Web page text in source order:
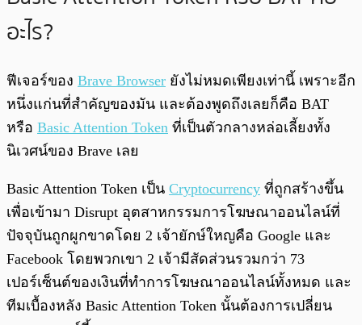
อะไร?
ฟีเจอร์ของ Brave Browser ยังไม่หมดเพียงเท่านี้ เพราะอีก
หนึ่งแก่นที่สำคัญของมัน และต้องพูดถึงเลยก็คือ BAT
หรือ Basic Attention Token ที่เป็นตัวกลางหล่อเลี้ยงทั้ง
นิเวศน์ของ Brave เลย
Basic Attention Token เป็น Cryptocurrency ที่ถูกสร้างขึ้น
เพื่อเข้ามา Disrupt อุตสาหกรรมการโฆษณาออนไลน์ที่
ปัจจุบันถูกผูกขาดโดย 2 เจ้ายักษ์ใหญคือ Google และ
Facebook โดยพวกเขา 2 เจ้ามีสัดส่วนรวมกว่า 73
เปอร์เซ็นต์ของเงินที่ทำการโฆษณาออนไลน์ทั้งหมด และ
ทีมเบื้องหลัง Basic Attention Token นั้นต้องการเปลี่ยน